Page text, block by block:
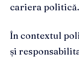
cariera politică.
În contextul
și